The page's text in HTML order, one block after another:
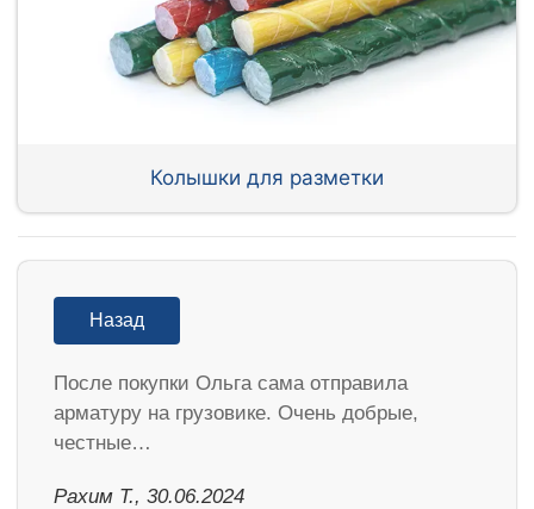
Колышки для разметки
Назад
После покупки Ольга сама отправила
арматуру на грузовике. Очень добрые,
честные…
Рахим Т., 30.06.2024